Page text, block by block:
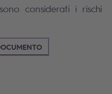
considerati i rischi